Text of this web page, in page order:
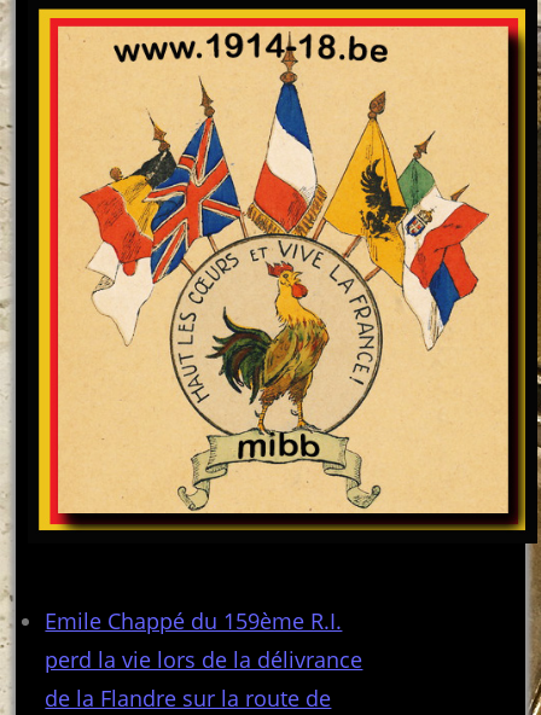
Emile Chappé du 159ème R.I.
perd la vie lors de la délivrance
de la Flandre sur la route de